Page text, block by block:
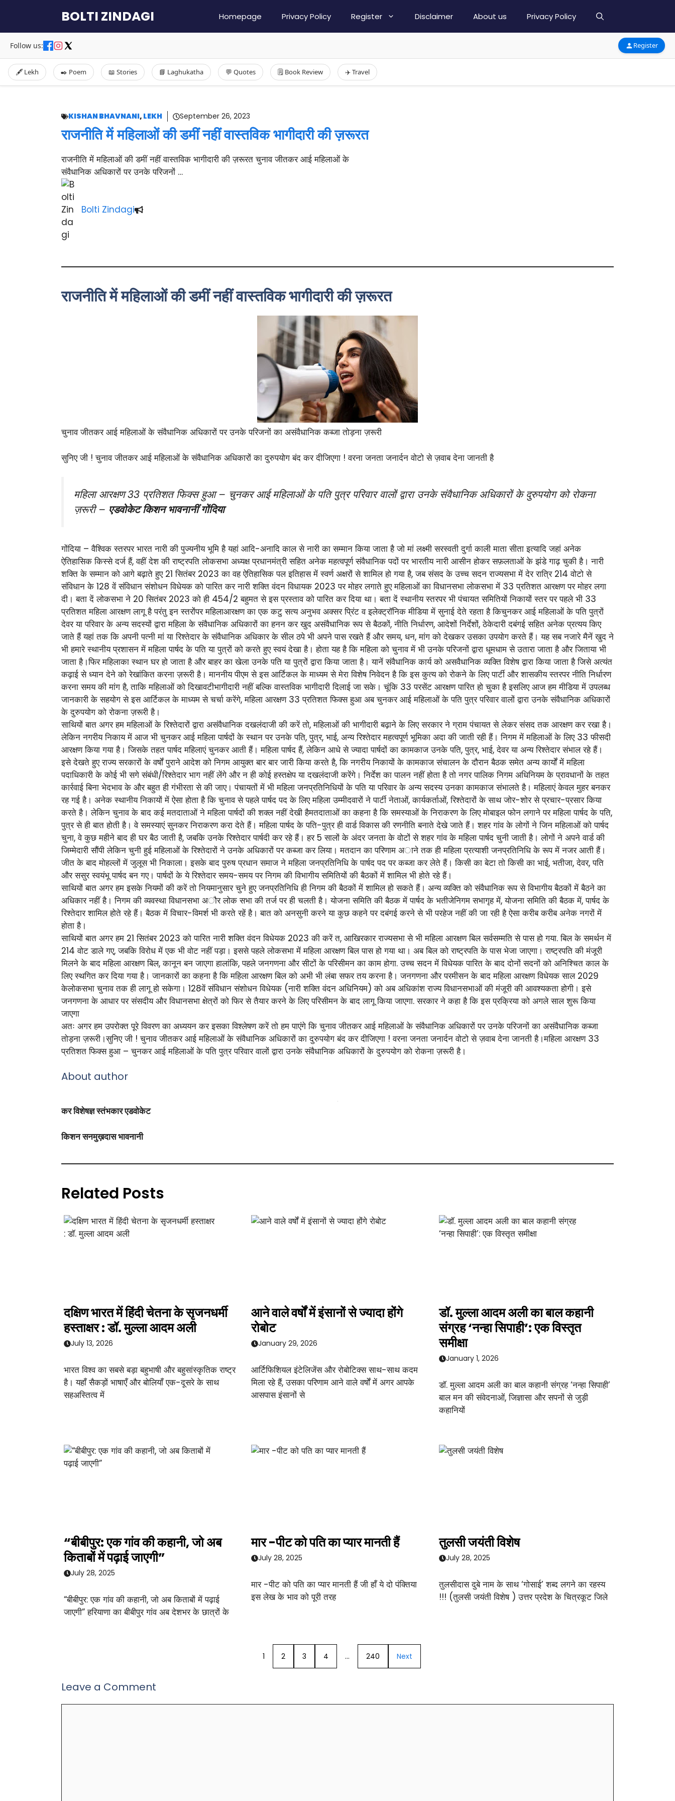
content
BOLTI ZINDAGI Homepage Privacy Policy Register Disclaimer About us Privacy Policy
Follow us: Register
🖋️ Lekh ✒️ Poem 📖 Stories 📘 Laghukatha 💬 Quotes 🗒️ Book Review ✈️ Travel
KISHAN BHAVNANI, LEKH September 26, 2023
राजनीति में महिलाओं की डमीं नहीं वास्तविक भागीदारी की ज़रूरत
राजनीति में महिलाओं की डमीं नहीं वास्तविक भागीदारी की ज़रूरत चुनाव जीतकर आई महिलाओं के
संवैधानिक अधिकारों पर उनके परिजनों …
Bolti Zindagi
राजनीति में महिलाओं की डमीं नहीं वास्तविक भागीदारी की ज़रूरत
चुनाव जीतकर आई महिलाओं के संवैधानिक अधिकारों पर उनके परिजनों का असंवैधानिक कब्जा तोड़ना ज़रूरी
सुनिए जी ! चुनाव जीतकर आई महिलाओं के संवैधानिक अधिकारों का दुरुपयोग बंद कर दीजिएगा ! वरना जनता जनार्दन वोटो से ज़वाब देना जानती है
महिला आरक्षण 33 प्रतिशत फिक्स हुआ – चुनकर आई महिलाओं के पति पुत्र परिवार वालों द्वारा उनके संवैधानिक अधिकारों के दुरुपयोग को रोकना
ज़रूरी – एडवोकेट किशन भावनानीं गोंदिया
गोंदिया – वैश्विक स्तरपर भारत नारी की पुज्यनीय भूमि है यहां आदि-अनादि काल से नारी का सम्मान किया जाता है जो मां लक्ष्मी सरस्वती दुर्गा काली माता सीता इत्यादि जहां अनेक
ऐतिहासिक किस्से दर्ज हैं, वहीं देश की राष्ट्रपति लोकसभा अध्यक्ष प्रधानमंत्री सहित अनेक महत्वपूर्ण संवैधानिक पदों पर भारतीय नारी आसीन होकर सफ़लताओं के झंडे गाढ़ चुकी है। नारी
शक्ति के सम्मान को आगे बढ़ाते हुए 21 सितंबर 2023 का वह ऐतिहासिक पल इतिहास में स्वर्ण अक्षरों से शामिल हो गया है, जब संसद के उच्च सदन राज्यसभा में देर रात्रि 214 वोटो से
संविधान के 128 वें संविधान संशोधन विधेयक को पारित कर नारी शक्ति वंदन विधायक 2023 पर मोहर लगाते हुए महिलाओं का विधानसभा लोकसभा में 33 प्रतिशत आरक्षण पर मोहर लगा
दी। बता दें लोकसभा ने 20 सितंबर 2023 को ही 454/2 बहुमत से इस प्रस्ताव को पारित कर दिया था। बता दें स्थानीय स्तरपर भी पंचायत समितियों निकायों स्तर पर पहले भी 33
प्रतिशत महिला आरक्षण लागू है परंतु इन स्तरोंपर महिलाआरक्षण का एक कटु सत्य अनुभव अक्सर प्रिंट व इलेक्ट्रॉनिक मीडिया में सुनाई देते रहता है किचुनकर आई महिलाओं के पति पुत्रों
देवर या परिवार के अन्य सदस्यों द्वारा महिला के संवैधानिक अधिकारों का हनन कर खुद असंवैधानिक रूप से बैठकों, नीति निर्धारण, आदेशों निर्देशों, ठेकेदारी दबंगई सहित अनेक प्रत्यय किए
जाते हैं यहां तक कि अपनी पत्नी मां या रिश्तेदार के संवैधानिक अधिकार के सील ठपे भी अपने पास रखते हैं और समय, धन, मांग को देखकर उसका उपयोग करते हैं। यह सब नजारे मैनें खुद ने
भी हमारे स्थानीय प्रशासन में महिला पार्षद के पति या पुत्रों को करते हुए स्वयं देखा है। होता यह है कि महिला को चुनाव में भी उनके परिजनों द्वारा धूमधाम से उतारा जाता है और जिताया भी
जाता है।फिर महिलाका स्थान घर हो जाता है और बाहर का खेला उनके पति या पुत्रों द्वारा किया जाता है। यानें संवैधानिक कार्य को असवैधानिक व्यक्ति विशेष द्वारा किया जाता है जिसे अत्यंत
कढ़ाई से ध्यान देने को रेखांकित करना ज़रूरी है। माननीय पीएम से इस आर्टिकल के माध्यम से मेरा विशेष निवेदन है कि इस कुत्य को रोकने के लिए पार्टी और शासकीय स्तरपर नीति निर्धारण
करना समय की मांग है, ताकि महिलाओं को दिखावटीभागीदारी नहीं बल्कि वास्तविक भागीदारी दिलाई जा सके। चूंकि 33 परसेंट आरक्षण पारित हो चुका है इसलिए आज हम मीडिया में उपलब्ध
जानकारी के सहयोग से इस आर्टिकल के माध्यम से चर्चा करेंगे, महिला आरक्षण 33 प्रतिशत फिक्स हुआ अब चुनकर आई महिलाओं के पति पुत्र परिवार वालों द्वारा उनके संवैधानिक अधिकारों
के दुरुपयोग को रोकना ज़रूरी है।
साथियों बात अगर हम महिलाओं के रिश्तेदारों द्वारा असंवैधानिक दखलंदाजी की करें तो, महिलाओं की भागीदारी बढ़ाने के लिए सरकार ने ग्राम पंचायत से लेकर संसद तक आरक्षण कर रखा है।
लेकिन नगरीय निकाय में आज भी चुनकर आई महिला पार्षदों के स्थान पर उनके पति, पुत्र, भाई, अन्य रिश्तेदार महत्वपूर्ण भूमिका अदा की जाती रही हैं। निगम में महिलाओं के लिए 33 फीसदी
आरक्षण किया गया है। जिसके तहत पार्षद महिलाएं चुनकर आती हैं। महिला पार्षद हैं, लेकिन आधे से ज्यादा पार्षदों का कामकाज उनके पति, पुत्र, भाई, देवर या अन्य रिश्तेदार संभाल रहे हैं।
इसे देखते हुए राज्य सरकारों के वर्षों पुराने आदेश को निगम आयुक्त बार बार जारी किया करते है, कि नगरीय निकायों के कामकाज संचालन के दौरान बैठक समेत अन्य कार्यों में महिला
पदाधिकारी के कोई भी सगे संबंधी/रिश्तेदार भाग नहीं लेंगे और न ही कोई हस्तक्षेप या दखलंदाजी करेंगे। निर्देश का पालन नहीं होता है तो नगर पालिक निगम अधिनियम के प्रावधानों के तहत
कार्रवाई बिना भेदभाव के और बहुत ही गंभीरता से की जाए। पंचायतों में भी महिला जनप्रतिनिधियों के पति या परिवार के अन्य सदस्य उनका कामकाज संभालते है। महिलाएं केवल मुहर बनकर
रह गई है। अनेक स्थानीय निकायों में ऐसा होता है कि चुनाव से पहले पार्षद पद के लिए महिला उम्मीदवारों ने पार्टी नेताओं, कार्यकर्ताओं, रिश्तेदारों के साथ जोर-शोर से प्रचार-प्रसार किया
करते है। लेकिन चुनाव के बाद कई मतदाताओं ने महिला पार्षदों की शक्ल नहीं देखी हैमतदाताओं का कहना है कि समस्याओं के निराकरण के लिए मोबाइल फोन लगाने पर महिला पार्षद के पति,
पुत्र से ही बात होती है। वे समस्याएं सुनकर निराकरण करा देते हैं। महिला पार्षद के पति-पुत्र ही वार्ड विकास की रणनीति बनाते देखे जाते हैं। शहर गांव के लोगों ने जिन महिलाओं को पार्षद
चुना, वे कुछ महीने बाद ही घर बैठ जाती है, जबकि उनके रिश्तेदार पार्षदी कर रहे हैं। हर 5 सालों के अंदर जनता के वोटों से शहर गांव के महिला पार्षद चुनी जाती है। लोगों ने अपने वार्ड की
जिम्मेदारी सौंपी लेकिन चुनी हुई महिलाओं के रिश्तेदारों ने उनके अधिकारों पर कब्जा कर लिया। मतदान का परिणाम अाने तक ही महिला प्रत्याशी जनप्रतिनिधि के रूप में नजर आती हैं।
जीत के बाद मोहल्लों में जुलूस भी निकाला। इसके बाद पुरुष प्रधान समाज ने महिला जनप्रतिनिधि के पार्षद पद पर कब्जा कर लेते हैं। किसी का बेटा तो किसी का भाई, भतीजा, देवर, पति
और ससुर स्वयंभू पार्षद बन गए। पार्षदों के ये रिश्तेदार समय-समय पर निगम की विभागीय समितियों की बैठकों में शामिल भी होते रहे हैं।
साथियों बात अगर हम इसके नियमों की करें तो नियमानुसार चुने हुए जनप्रतिनिधि ही निगम की बैठकों में शामिल हो सकते हैं। अन्य व्यक्ति को संवैधानिक रूप से विभागीय बैठकों में बैठने का
अधिकार नहीं है। निगम की व्यवस्था विधानसभा अौर लोक सभा की तर्ज पर ही चलती है। योजना समिति की बैठक में पार्षद के भतीजेनिगम सभागृह में, योजना समिति की बैठक में, पार्षद के
रिश्तेदार शामिल होते रहे हैं। बैठक में विचार-विमर्श भी करते रहें है। बात को अनसुनी करने या कुछ कहने पर दबंगई करने से भी परहेज नहीं की जा रही है ऐसा करीब करीब अनेक नगरों में
होता है।
साथियों बात अगर हम 21 सितंबर 2023 को पारित नारी शक्ति वंदन विधेयक 2023 की करें त, आखिरकार राज्यसभा से भी महिला आरक्षण बिल सर्वसम्मति से पास हो गया. बिल के समर्थन में
214 वोट डाले गए, जबकि विरोध में एक भी वोट नहीं पड़ा। इससे पहले लोकसभा में महिला आरक्षण बिल पास हो गया था। अब बिल को राष्ट्रपति के पास भेजा जाएगा। राष्ट्रपति की मंजूरी
मिलने के बाद महिला आरक्षण बिल, कानून बन जाएगा हालांकि, पहले जनगणना और सीटों के परिसीमन का काम होगा. उच्च सदन में विधेयक पारित के बाद दोनों सदनों को अनिश्चित काल के
लिए स्थगित कर दिया गया है। जानकारों का कहना है कि महिला आरक्षण बिल को अभी भी लंबा सफर तय करना है। जनगणना और परमीसन के बाद महिला आरक्षण विधेयक साल 2029
केलोकसभा चुनाव तक ही लागू हो सकेगा। 128वें संविधान संशोधन विधेयक (नारी शक्ति वंदन अधिनियम) को अब अधिकांश राज्य विधानसभाओं की मंजूरी की आवश्यकता होगी। इसे
जनगणना के आधार पर संसदीय और विधानसभा क्षेत्रों को फिर से तैयार करने के लिए परिसीमन के बाद लागू किया जाएगा. सरकार ने कहा है कि इस प्रक्रिया को अगले साल शुरू किया
जाएगा
अतः अगर हम उपरोक्त पूरे विवरण का अध्ययन कर इसका विश्लेषण करें तो हम पाएंगे कि चुनाव जीतकर आई महिलाओं के संवैधानिक अधिकारों पर उनके परिजनों का असंवैधानिक कब्जा
तोड़ना ज़रूरी।सुनिए जी ! चुनाव जीतकर आई महिलाओं के संवैधानिक अधिकारों का दुरुपयोग बंद कर दीजिएगा ! वरना जनता जनार्दन वोटो से ज़वाब देना जानती है।महिला आरक्षण 33
प्रतिशत फिक्स हुआ – चुनकर आई महिलाओं के पति पुत्र परिवार वालों द्वारा उनके संवैधानिक अधिकारों के दुरुपयोग को रोकना ज़रूरी है।
About author
कर विशेषज्ञ स्तंभकार एडवोकेट
किशन सनमुख़दास भावनानी
Related Posts
दक्षिण भारत में हिंदी चेतना के सृजनधर्मी
हस्ताक्षर : डॉ. मुल्ला आदम अली
July 13, 2026
भारत विश्व का सबसे बड़ा बहुभाषी और बहुसांस्कृतिक राष्ट्र
है। यहाँ सैकड़ों भाषाएँ और बोलियाँ एक-दूसरे के साथ
सहअस्तित्व में
आने वाले वर्षों में इंसानों से ज्यादा होंगे
रोबोट
January 29, 2026
आर्टिफिशियल इंटेलिजेंस और रोबोटिक्स साथ-साथ कदम
मिला रहे हैं, उसका परिणाम आने वाले वर्षों में अगर आपके
आसपास इंसानों से
डॉ. मुल्ला आदम अली का बाल कहानी
संग्रह ‘नन्हा सिपाही’: एक विस्तृत
समीक्षा
January 1, 2026
डॉ. मुल्ला आदम अली का बाल कहानी संग्रह ‘नन्हा सिपाही’
बाल मन की संवेदनाओं, जिज्ञासा और सपनों से जुड़ी
कहानियों
“बीबीपुर: एक गांव की कहानी, जो अब
किताबों में पढ़ाई जाएगी”
July 28, 2025
“बीबीपुर: एक गांव की कहानी, जो अब किताबों में पढ़ाई
जाएगी” हरियाणा का बीबीपुर गांव अब देशभर के छात्रों के
मार -पीट को पति का प्यार मानती हैं
July 28, 2025
मार -पीट को पति का प्यार मानती हैं जी हाँ ये दो पंक्तिया
इस लेख के भाव को पूरी तरह
तुलसी जयंती विशेष
July 28, 2025
तुलसीदास दुबे नाम के साथ ‘गोसाई’ शब्द लगने का रहस्य
!!! (तुलसी जयंती विशेष ) उत्तर प्रदेश के चित्रकूट जिले
1 2 3 4 … 240 Next
Leave a Comment